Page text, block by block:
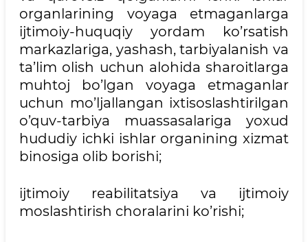
organlarining voyaga etmaganlarga
ijtimoiy-huquqiy yordam ko’rsatish
markazlariga, yashash, tarbiyalanish va
ta’lim olish uchun alohida sharoitlarga
muhtoj bo’lgan voyaga etmaganlar
uchun mo’ljallangan ixtisoslashtirilgan
o’quv-tarbiya muassasalariga yoxud
hududiy ichki ishlar organining xizmat
binosiga olib borishi;
ijtimoiy reabilitatsiya va ijtimoiy
moslashtirish choralarini ko’rishi;